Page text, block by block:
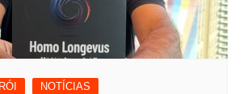
NOTÍCIAS